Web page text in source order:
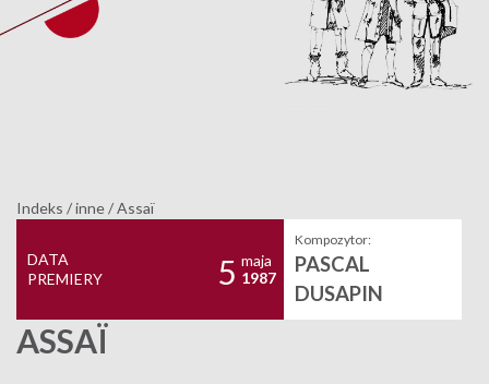
Indeks /inne/Assaï
DATA
PREMIERY
5 maja
1987
Kompozytor:
PASCAL
DUSAPIN
ASSAÏ